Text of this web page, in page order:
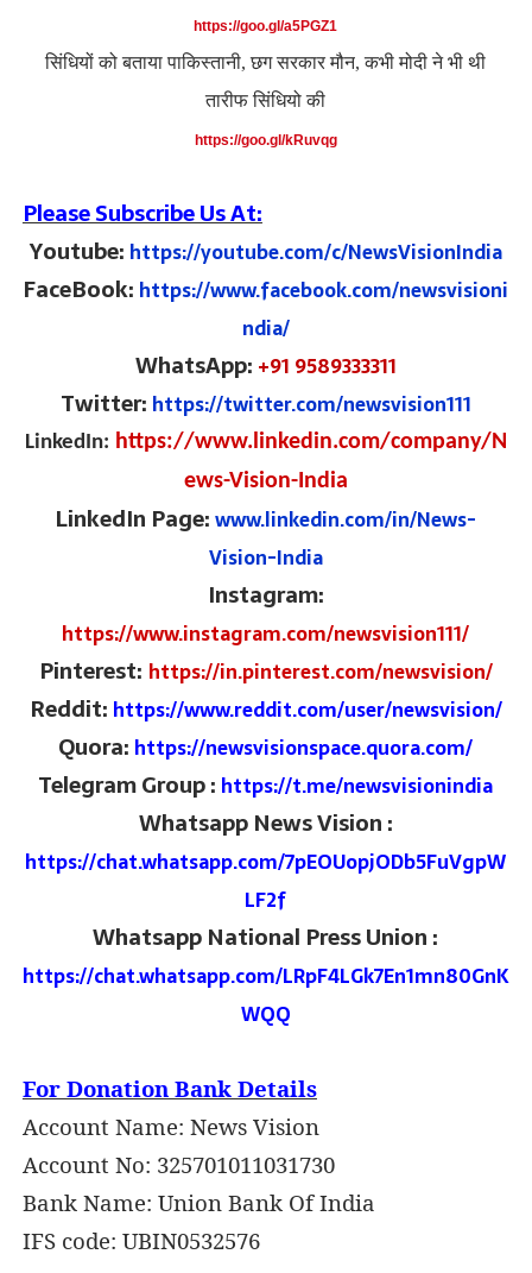
https://goo.gl/a5PGZ1
सिंधियों को बताया पाकिस्तानी,छग सरकार मौन,कभी मोदी ने भी थी
तारीफ सिंधियो की
https://goo.gl/kRuvqg
Please Subscribe Us At:
Youtube: https://youtube.com/c/NewsVisionIndia
FaceBook: https://www.facebook.com/newsvisioni
ndia/
WhatsApp: +91 9589333311
Twitter: https://twitter.com/newsvision111
LinkedIn: https://www.linkedin.com/company/N
ews-Vision-India
LinkedIn Page: www.linkedin.com/in/News-
Vision-India
Instagram:
https://www.instagram.com/newsvision111/
Pinterest: https://in.pinterest.com/newsvision/
Reddit: https://www.reddit.com/user/newsvision/
Quora: https://newsvisionspace.quora.com/
Telegram Group : https://t.me/newsvisionindia
Whatsapp News Vision :
https://chat.whatsapp.com/7pEOUopjODb5FuVgpW
LF2f
Whatsapp National Press Union :
https://chat.whatsapp.com/LRpF4LGk7En1mn80GnK
WQQ
For Donation Bank Details
Account Name: News Vision
Account No: 325701011031730
Bank Name: Union Bank Of India
IFS code: UBIN0532576